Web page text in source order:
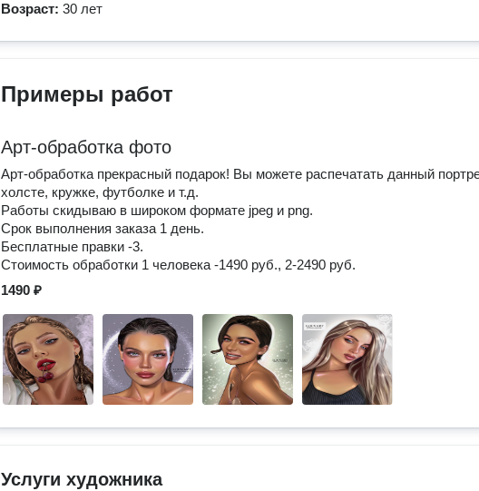
Возраст: 30 лет
Примеры работ
Арт-обработка фото
Арт-обработка прекрасный подарок! Вы можете распечатать данный
холсте, кружке, футболке и т.д.
Работы скидываю в широком формате jpeg и png.
Срок выполнения заказа 1 день.
Бесплатные правки -3.
Стоимость обработки 1 человека -1490 руб., 2-2490 руб.
1490 ₽
Услуги художника